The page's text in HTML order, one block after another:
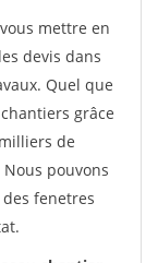
mettre en
devis dans
Quel que
grâce
de
pouvons
fenetres